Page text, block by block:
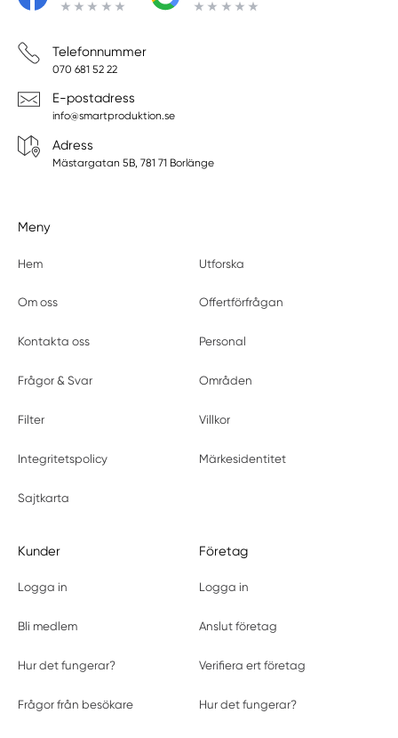
Telefonnummer
070 681 52 22
E-postadress
info@smartproduktion.se
Adress
Mästargatan 5B, 781 71 Borlänge
Meny
Hem Utforska
Om oss Offertförfrågan
Kontakta oss Personal
Frågor & Svar Områden
Filter Villkor
Integritetspolicy Märkesidentitet
Sajtkarta
Kunder
Logga in
Bli medlem
Hur det fungerar?
Frågor från besökare
Företag
Logga in
Anslut företag
Verifiera ert företag
Hur det fungerar?